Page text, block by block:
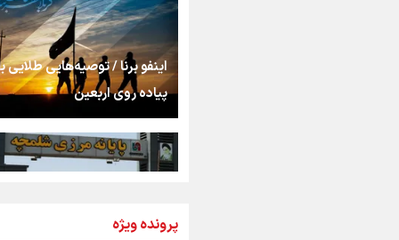
استخوان، یک نسل،
توهم!
رسانه ملی و حق
شنیدن صدای
روایت ایران از کنار
اینفو برنا / توصیه‌هایی طلایی
پیاده روی اربعین
اینفو برنا / جدول کامل فاصله
پرونده ویژه